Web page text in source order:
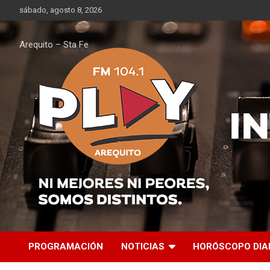
al
contenido
sábado, agosto 8, 2026
Arequito – Sta Fe
PROGRAMACIÓN NOTICIAS HORÓSCOPO